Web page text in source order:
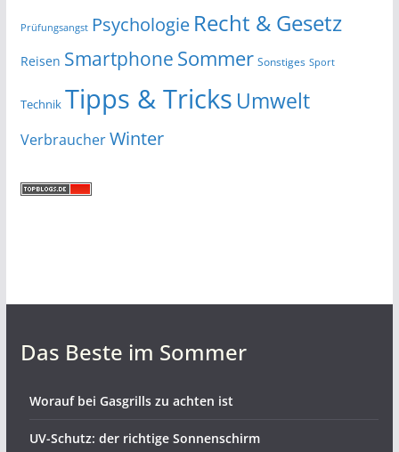
Prüfungsangst Psychologie Recht & Gesetz
Reisen Smartphone Sommer Sonstiges Sport
Technik Tipps & Tricks Umwelt
VerbraucherWinter
Das Beste im Sommer
Worauf bei Gasgrills zu achten ist
UV-Schutz: der richtige Sonnenschirm